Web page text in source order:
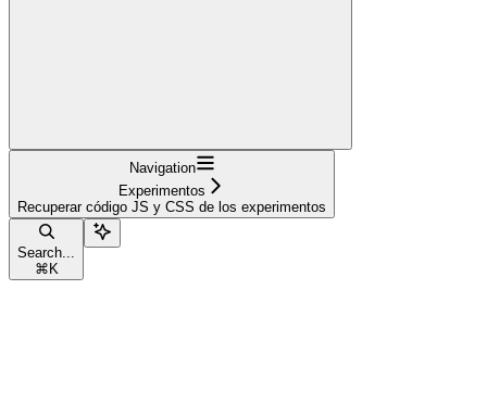
Navigation
Experimentos
Recuperar código JS y CSS de los experimentos
Search...
⌘ K